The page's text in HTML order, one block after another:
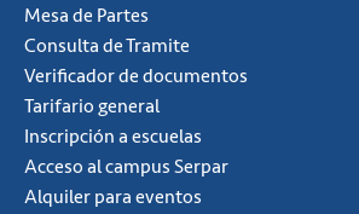
Mesa de Partes
Consulta de Tramite
Verificador de documentos
Tarifario general
Inscripción a escuelas
Acceso al campus Serpar
Alquiler para eventos